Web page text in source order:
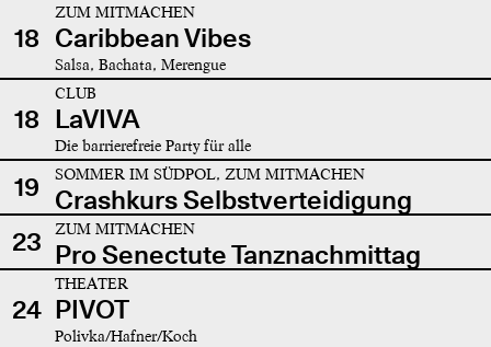
18
ZUM MITMACHEN
Caribbean Vibes
Salsa, Bachata, Merengue
18
CLUB
LaVIVA
Die barrierefreie Party für alle
19 SOMMER IM SÜDPOL, ZUM MITMACHEN
Crashkurs Selbstverteidigung
23
ZUM MITMACHEN
Pro Senectute Tanznachmittag
24
THEATER
PIVOT
Polivka/Hafner/Koch